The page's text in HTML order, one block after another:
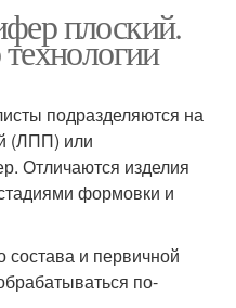
плоский.
подразделяются на
(ЛПП) или
Отличаются изделия
формовки и
и первичной
по-